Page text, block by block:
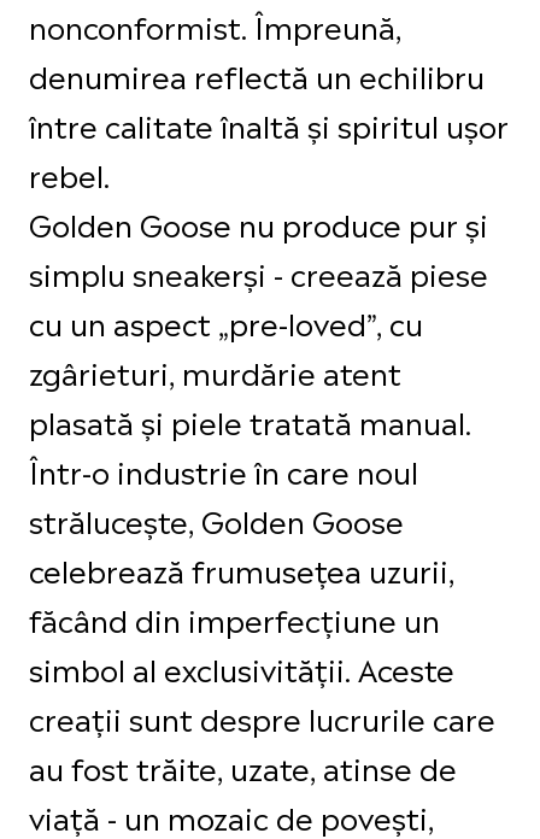
nonconformist. Împreună,
denumirea reflectă un echilibru
între calitate înaltă și spiritul ușor
rebel.
Golden Goose nu produce pur și
simplu sneakerși - creează piese
cu un aspect „pre-loved”, cu
zgârieturi, murdărie atent
plasată și piele tratată manual.
Într-o industrie în care noul
strălucește, Golden Goose
celebrează frumusețea uzurii,
făcând din imperfecțiune un
simbol al exclusivității. Aceste
creații sunt despre lucrurile care
au fost trăite, uzate, atinse de
viață - un mozaic de povești,